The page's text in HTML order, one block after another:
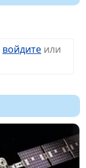
войдите или